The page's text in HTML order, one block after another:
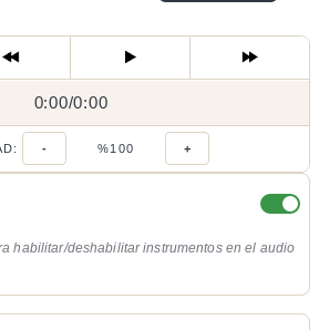
0:00/
0:00/0:00
- %100 +
habilitar/deshabilitar instrumentos en el audio